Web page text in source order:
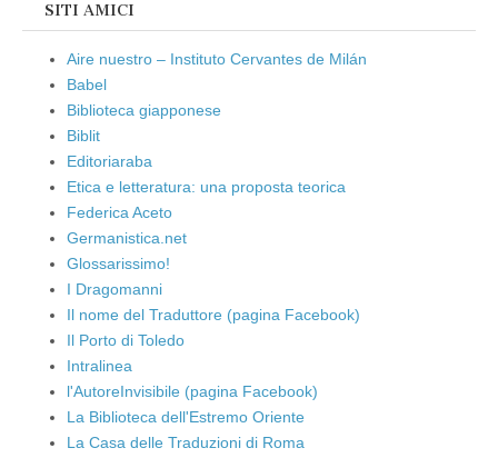
SITI AMICI
Aire nuestro – Instituto Cervantes de Milán
Babel
Biblioteca giapponese
Biblit
Editoriaraba
Etica e letteratura: una proposta teorica
Federica Aceto
Germanistica.net
Glossarissimo!
I Dragomanni
Il nome del Traduttore (pagina Facebook)
Il Porto di Toledo
Intralinea
l'AutoreInvisibile (pagina Facebook)
La Biblioteca dell'Estremo Oriente
La Casa delle Traduzioni di Roma